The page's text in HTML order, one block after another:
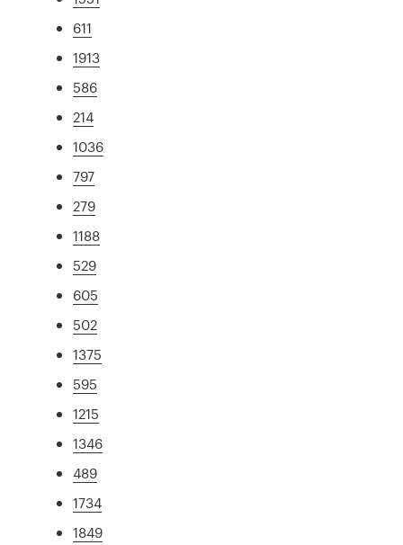
611
1913
586
214
1036
797
279
1188
529
605
502
1375
595
1215
1346
489
1734
1849